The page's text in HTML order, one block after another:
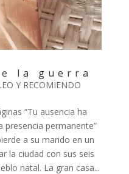
la guerra
Y RECOMIENDO
“Tu ausencia ha
permanente”
a su marido en un
la ciudad con sus seis
natal. La gran casa...